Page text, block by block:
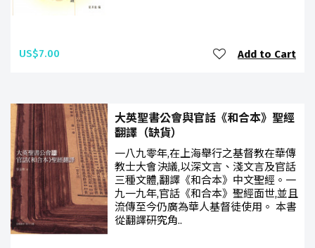
US$7.00 Add to Cart
大英聖書公會與官話《和合本》聖經
翻譯（缺貨）
一八九零年,在上海舉行之基督教在華傳
教士大會決議,以深文言、淺文言及官話
三種文體,翻譯《和合本》中文聖經。一
九一九年,官話《和合本》聖經面世,並且
流傳至今仍廣為華人基督徒使用。 本書
從翻譯研究角..